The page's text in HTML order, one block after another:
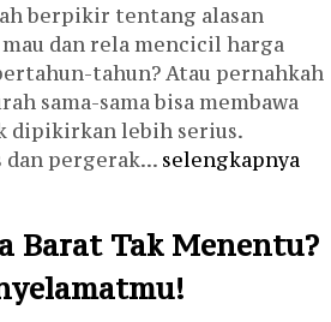
berpikir tentang alasan
dan rela mencicil harga
tahun? Atau pernahkah
sama-sama bisa membawa
dipikirkan lebih serius.
pergerak... selengkapnya
Barat Tak Menentu?